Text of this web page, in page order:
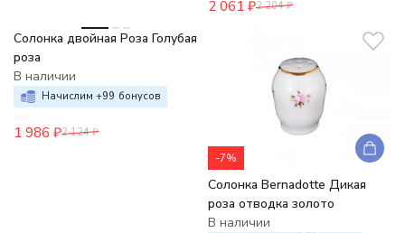
2 061 ₽2 204 ₽
Солонка двойная Роза Голубая
роза
В наличии
Начислим +99 бонусов
1 986 ₽2 124 ₽
-7%
Солонка Bernadotte Дикая
роза отводка золото
В наличии